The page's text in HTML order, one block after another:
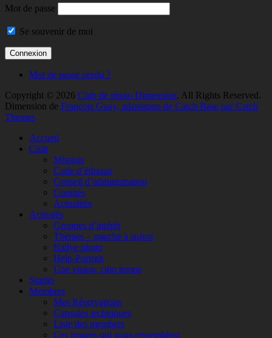
Mot de passe
Se souvenir de moi
Mot de passe perdu ?
Copyright © 2026 Club de photo Dimension. All Rights Reserved.
Dimension de François Guay, adaptation de Catch Base par Catch
Themes
remonterAccueil
Club
Mission
Code d’éthique
Conseil d’administration
Comités
Actualités
Activités
Groupes d’intérêt
Thèmes – marche à suivre
Rallye photo
Help-Portrait
Une vision, cinq temps
Studio
Membres
Mes Réservations
Capsules techniques
Liste des membres
Ces images qui nous ressemblent